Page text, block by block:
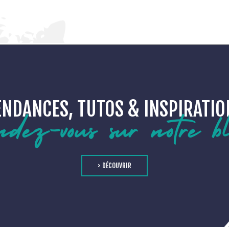
TUTOS &
vous sur notre
> DÉCOUVRIR